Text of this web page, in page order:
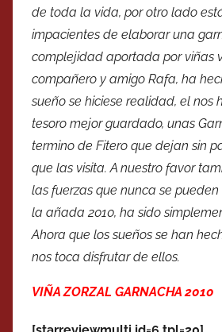
de toda la vida, por otro lado
impacientes de elaborar una
complejidad aportada por viñas
compañero y amigo Rafa, ha
sueño se hiciese realidad, el nos
tesoro mejor guardado, unas
termino de Fitero que dejan sin
que las visita. A nuestro favor
las fuerzas que nunca se
la añada 2010, ha sido
Ahora que los sueños se han
nos toca disfrutar de ellos.
VIÑA ZORZAL GARNACHA 2010